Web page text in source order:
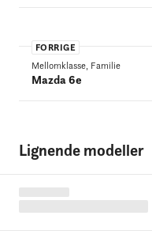
FORRIGE
Mellomklasse, Familie
Mazda 6e
Lignende modeller